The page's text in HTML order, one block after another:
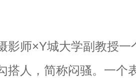
影师×Y城大学副教授
搭人，简称闷骚。一个